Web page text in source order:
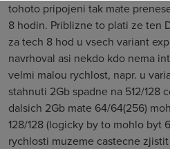
tohoto pripojeni tak mate
8 hodin. Priblizne to plati ze ten
za tech 8 hod u vsech variant
navrhoval asi nekdo kdo nema
velmi malou rychlost, napr. u
stahnuti 2Gb spadne na 512/128
dalsich 2Gb mate 64/64(256)
128/128 (logicky by to mohlo byt
rychlosti muzeme castecne